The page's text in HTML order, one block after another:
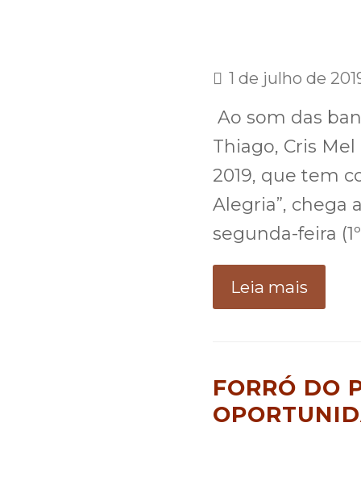
1 de julho de
Ao som das
Thiago, Cris
2019, que tem
Alegria”, chega
segunda-feira
Leia mais
FORRÓ DO